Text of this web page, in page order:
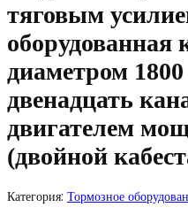
тяговым
оборудованная
диаметром
двенадцать
двигателем
(двойной
Категория: Тормозное